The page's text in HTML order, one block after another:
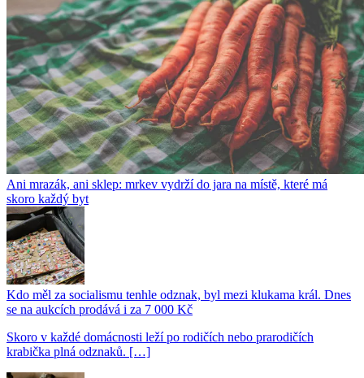
Ani mrazák, ani sklep: mrkev vydrží do jara na místě, které má
skoro každý byt
Kdo měl za socialismu tenhle odznak, byl mezi klukama král. Dnes
se na aukcích prodává i za 7 000 Kč
Skoro v každé domácnosti leží po rodičích nebo prarodičích
krabička plná odznaků. […]